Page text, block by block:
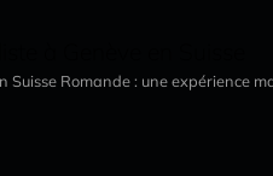
Suisse Romande : une expérience